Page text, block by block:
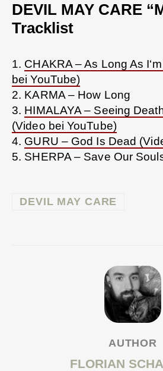
DEVIL MAY CARE
Tracklist
1. CHAKRA – As Long As
bei YouTube)
2. KARMA – How Long
3. HIMALAYA – Seeing
(Video bei YouTube)
4. GURU – God Is Dead
5. SHERPA – Save Our
DEVIL MAY CARE
AUTHOR
FLORIAN